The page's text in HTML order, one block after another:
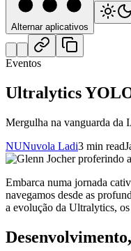
Alternar aplicativos
Eventos
Ultralytics
Mergulha na vanguarda
NUNuvola Ladi3 min read
Embarca numa jornada
navegamos desde as
a evolução da Ultralytics,